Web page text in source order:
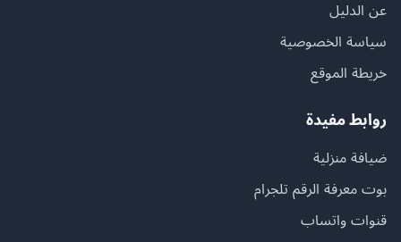
عن الدليل
سياسة الخصوصية
خريطة الموقع
روابط مفيدة
ضيافة منزلية
بوت معرفة الرقم تلجرام
قنوات واتساب